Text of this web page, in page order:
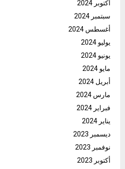
أكتوبر 2024
سبتمبر 2024
أغسطس 2024
يوليو 2024
يونيو 2024
مايو 2024
أبريل 2024
مارس 2024
فبراير 2024
يناير 2024
ديسمبر 2023
نوفمبر 2023
أكتوبر 2023